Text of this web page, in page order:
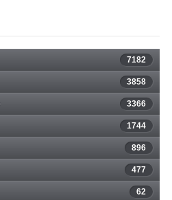
7182
3858
3366
1744
896
477
62